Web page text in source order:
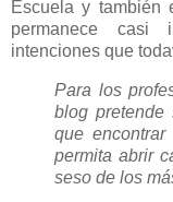
Escuela y también
permanece casi
intenciones que
Para los
blog
que
permita abrir
seso de los